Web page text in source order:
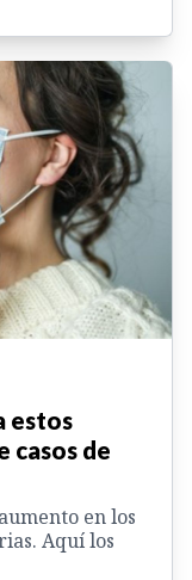
estos
casos de
en los
Aquí los